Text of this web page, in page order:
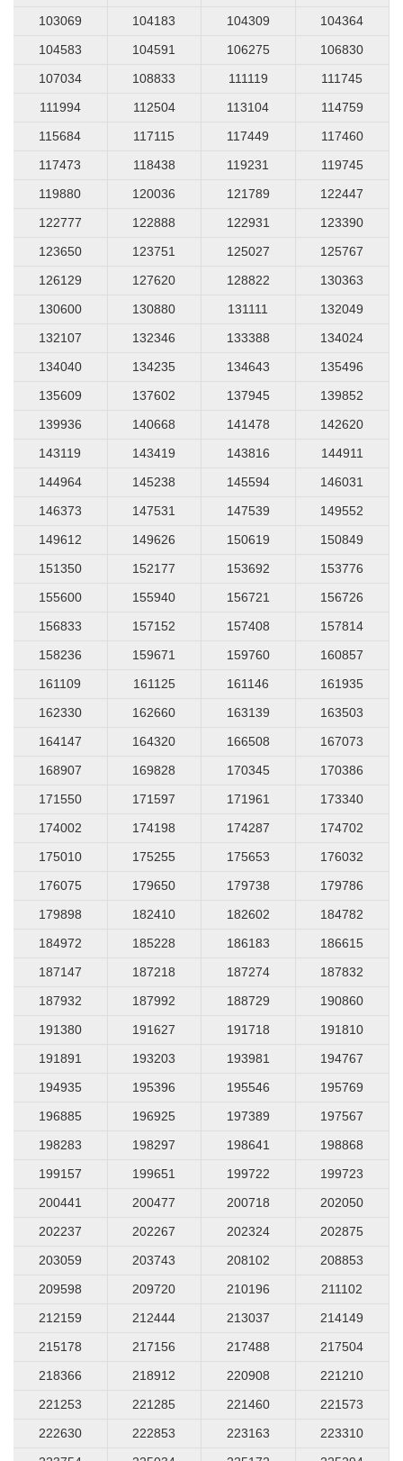
103069
104183 104309
104364
104583
104591 106275
106830
107034
108833 111119
111745
111994
112504 113104
114759
115684
117115 117449
117460
117473
118438 119231
119745
119880
120036 121789
122447
122777
122888 122931
123390
123650
123751 125027
125767
126129
127620 128822
130363
130600
130880 131111
132049
132107
132346 133388
134024
134040
134235 134643
135496
135609
137602 137945
139852
139936
140668 141478
142620
143119
143419 143816
144911
144964
145238 145594
146031
146373
147531 147539
149552
149612
149626 150619
150849
151350
152177 153692
153776
155600
155940 156721
156726
156833
157152 157408
157814
158236
159671 159760
160857
161109
161125 161146
161935
162330
162660 163139
163503
164147
164320 166508
167073
168907
169828 170345
170386
171550
171597 171961
173340
174002
174198 174287
174702
175010
175255 175653
176032
176075
179650 179738
179786
179898
182410 182602
184782
184972
185228 186183
186615
187147
187218 187274
187832
187932
187992 188729
190860
191380
191627 191718
191810
191891
193203 193981
194767
194935
195396 195546
195769
196885
196925 197389
197567
198283
198297 198641
198868
199157
199651 199722
199723
200441
200477 200718
202050
202237
202267 202324
202875
203059
203743 208102
208853
209598
209720 210196
211102
212159
212444 213037
214149
215178
217156 217488
217504
218366
218912 220908
221210
221253
221285 221460
221573
222630
222853 223163
223310